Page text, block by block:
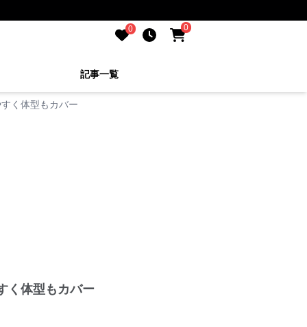
0 0
記事一覧
く体型もカバー
く体型もカバー